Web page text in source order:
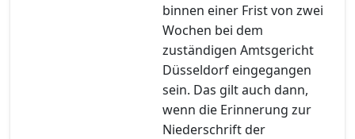
binnen einer Frist von zwei
Wochen bei dem
zuständigen Amtsgericht
Düsseldorf eingegangen
sein. Das gilt auch dann,
wenn die Erinnerung zur
Niederschrift der